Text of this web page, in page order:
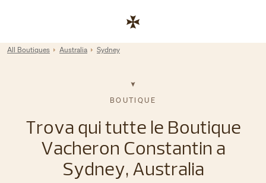
Return to Nav
All Boutiques Australia Sydney
BOUTIQUE
Trova qui tutte le Boutique
Vacheron Constantin a
Sydney, Australia